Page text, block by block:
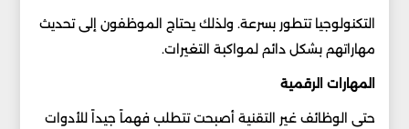
التكنولوجيا تتطور بسرعة. ولذلك يحتاج الموظفون إلى تحديث
مهاراتهم بشكل دائم لمواكبة التغيرات.
المهارات الرقمية
حتى الوظائف غير التقنية أصبحت تتطلب فهماً جيداً للأدوات